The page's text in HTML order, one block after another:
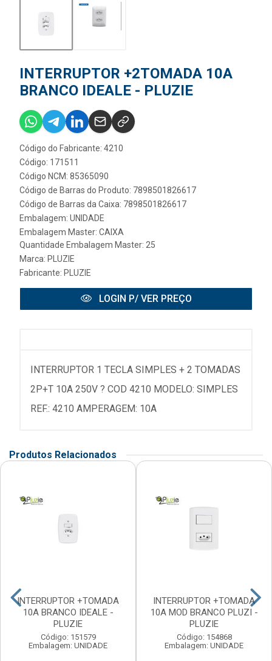
INTERRUPTOR +2TOMADA 10A
BRANCO IDEALE - PLUZIE
Código do Fabricante: 4210
Código: 171511
Código NCM: 85365090
Código de Barras do Produto: 7898501826617
Código de Barras da Caixa: 7898501826617
Embalagem: UNIDADE
Embalagem Master: CAIXA
Quantidade Embalagem Master: 25
Marca: PLUZIE
Fabricante: PLUZIE
LOGIN P/ VER PREÇO
INTERRUPTOR 1 TECLA SIMPLES + 2 TOMADAS
2P+T 10A 250V ? COD 4210 MODELO: SIMPLES
REF.: 4210 AMPERAGEM: 10A
Produtos Relacionados
INTERRUPTOR +TOMADA
10A BRANCO IDEALE -
PLUZIE
Código: 151579
Embalagem: UNIDADE
INTERRUPTOR +TOMADA
10A MOD BRANCO PLUZI -
PLUZIE
Código: 154868
Embalagem: UNIDADE